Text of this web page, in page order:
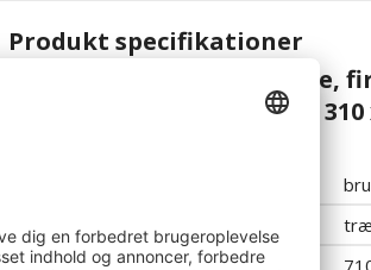
Produkt specifikationer
Møbelhund MaxiGRIP Bele,
certificering, LxBxH 710 x
Materiale
træ
Længde (mm)